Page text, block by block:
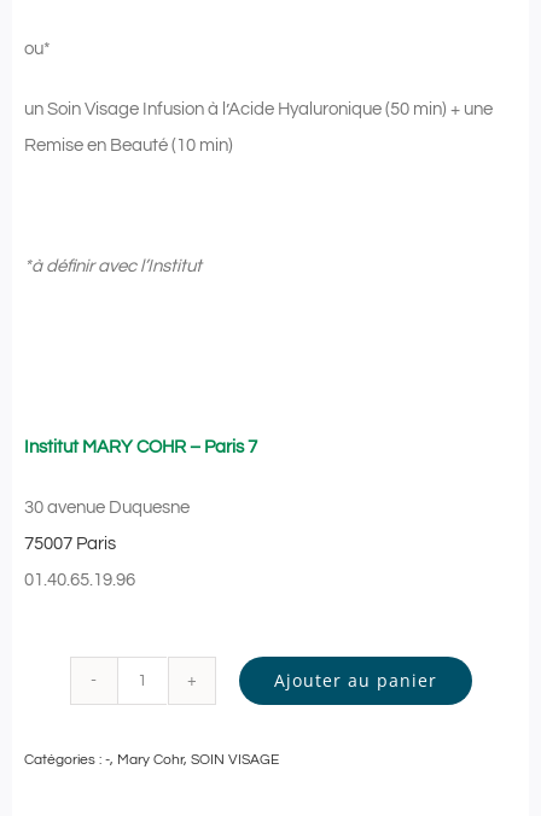
ou*
un Soin Visage Infusion à l’Acide Hyaluronique (50 min) + une
Remise en Beauté (10 min)
*à définir avec l’Institut
Institut MARY COHR – Paris 7
30 avenue Duquesne
75007 Paris
01.40.65.19.96
Mary
Ajouter au panier
Catégories : -, Mary Cohr, SOIN VISAGE